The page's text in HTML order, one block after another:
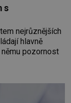
s
nejrůznějších
hlavně
pozornost